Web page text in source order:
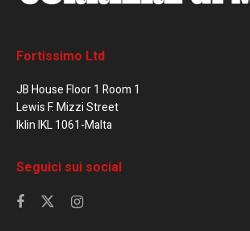
Fortissimo Ltd
JB House Floor 1 Room 1
Lewis F. Mizzi Street
Iklin IKL 1061-Malta
Seguici sui social